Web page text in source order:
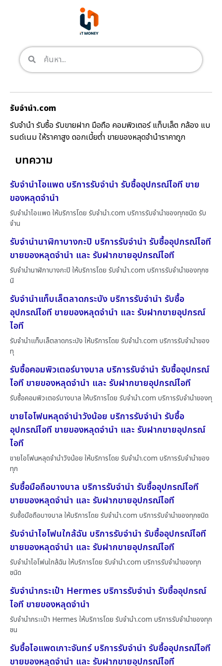
รับจํานํา.com
รับจำนำ รับซื้อ รับขายฝาก มือถือ คอมพิวเตอร์ แท็บเล็ต กล้อง แบ
รนด์เนม ให้ราคาสูง ดอกเบี้ยต่ำ ขายของหลุดจำนำราคาถูก
บทความ
รับจำนำไอแพด บริการรับจำนำ รับซื้ออุปกรณ์ไอที ขาย
ของหลุดจำนำ
รับจำนำไอแพด ให้บริการโดย รับจํานํา.com บริการรับจำนำของทุกชนิด รับ
จำน
รับจำนำนาฬิกาบางกะปิ บริการรับจำนำ รับซื้ออุปกรณ์ไอที
ขายของหลุดจำนำ และ รับฝากขายอุปกรณ์ไอที
รับจำนำนาฬิกาบางกะปิ ให้บริการโดย รับจํานํา.com บริการรับจำนำของทุกช
นิ
รับจำนำแท็บเล็ตลาดกระบัง บริการรับจำนำ รับซื้อ
อุปกรณ์ไอที ขายของหลุดจำนำ และ รับฝากขายอุปกรณ์
ไอที
รับจำนำแท็บเล็ตลาดกระบัง ให้บริการโดย รับจํานํา.com บริการรับจำนำของ
ทุ
รับซื้อคอมพิวเตอร์บางบาล บริการรับจำนำ รับซื้ออุปกรณ์
ไอที ขายของหลุดจำนำ และ รับฝากขายอุปกรณ์ไอที
รับซื้อคอมพิวเตอร์บางบาล ให้บริการโดย รับจํานํา.com บริการรับจำนำของทุ
ขายไอโฟนหลุดจำนำวังน้อย บริการรับจำนำ รับซื้อ
อุปกรณ์ไอที ขายของหลุดจำนำ และ รับฝากขายอุปกรณ์
ไอที
ขายไอโฟนหลุดจำนำวังน้อย ให้บริการโดย รับจํานํา.com บริการรับจำนำของ
ทุก
รับซื้อมือถือบางบาล บริการรับจำนำ รับซื้ออุปกรณ์ไอที
ขายของหลุดจำนำ และ รับฝากขายอุปกรณ์ไอที
รับซื้อมือถือบางบาล ให้บริการโดย รับจํานํา.com บริการรับจำนำของทุกชนิด
รับจำนำไอโฟนใกล้ฉัน บริการรับจำนำ รับซื้ออุปกรณ์ไอที
ขายของหลุดจำนำ และ รับฝากขายอุปกรณ์ไอที
รับจำนำไอโฟนใกล้ฉัน ให้บริการโดย รับจํานํา.com บริการรับจำนำของทุก
ชนิด
รับจำนำกระเป๋า Hermes บริการรับจำนำ รับซื้ออุปกรณ์
ไอที ขายของหลุดจำนำ
รับจำนำกระเป๋า Hermes ให้บริการโดย รับจํานํา.com บริการรับจำนำของทุก
ชน
รับซื้อไอแพดเกาะจันทร์ บริการรับจำนำ รับซื้ออุปกรณ์ไอที
ขายของหลุดจำนำ และ รับฝากขายอุปกรณ์ไอที